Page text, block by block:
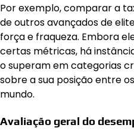
Por exemplo, comparar a
de outros avançados de
força e fraqueza. Embora
certas métricas, há
o superam em categorias
sobre a sua posição entre
mundo.
Avaliação geral do